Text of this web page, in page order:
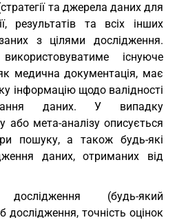
та джерела даних для
результатів та всіх інших
з цілями дослідження.
існуюче
медична документація, має
інформацію щодо валідності
даних. У випадку
або мета-аналізу описується
пошуку, а також будь-які
даних, отриманих від
(будь-який
точність оцінок